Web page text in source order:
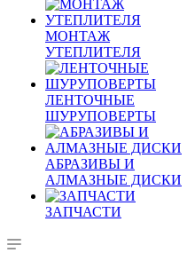
МОНТАЖ
УТЕПЛИТЕЛЯ
ЛЕНТОЧНЫЕ
ШУРУПОВЕРТЫ
АБРАЗИВЫ И
АЛМАЗНЫЕ ДИСКИ
ЗАПЧАСТИ